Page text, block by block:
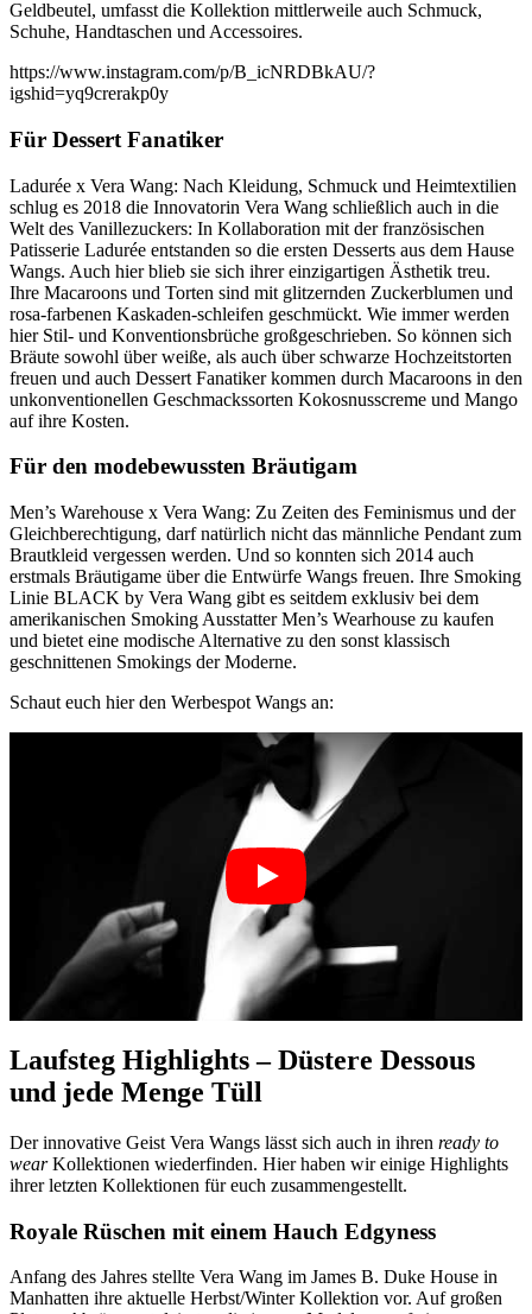
Geldbeutel, umfasst die Kollektion mittlerweile auch Schmuck,
Schuhe, Handtaschen und Accessoires.
https://www.instagram.com/p/B_icNRDBkAU/?
igshid=yq9crerakp0y
Für Dessert Fanatiker
Ladurée x Vera Wang: Nach Kleidung, Schmuck und Heimtextilien
schlug es 2018 die Innovatorin Vera Wang schließlich auch in die
Welt des Vanillezuckers: In Kollaboration mit der französischen
Patisserie Ladurée entstanden so die ersten Desserts aus dem Hause
Wangs. Auch hier blieb sie sich ihrer einzigartigen Ästhetik treu.
Ihre Macaroons und Torten sind mit glitzernden Zuckerblumen und
rosa-farbenen Kaskaden-schleifen geschmückt. Wie immer werden
hier Stil- und Konventionsbrüche großgeschrieben. So können sich
Bräute sowohl über weiße, als auch über schwarze Hochzeitstorten
freuen und auch Dessert Fanatiker kommen durch Macaroons in den
unkonventionellen Geschmackssorten Kokosnusscreme und Mango
auf ihre Kosten.
Für den modebewussten Bräutigam
Men’s Warehouse x Vera Wang: Zu Zeiten des Feminismus und der
Gleichberechtigung, darf natürlich nicht das männliche Pendant zum
Brautkleid vergessen werden. Und so konnten sich 2014 auch
erstmals Bräutigame über die Entwürfe Wangs freuen. Ihre Smoking
Linie BLACK by Vera Wang gibt es seitdem exklusiv bei dem
amerikanischen Smoking Ausstatter Men’s Wearhouse zu kaufen
und bietet eine modische Alternative zu den sonst klassisch
geschnittenen Smokings der Moderne.
Schaut euch hier den Werbespot Wangs an:
Laufsteg Highlights – Düstere Dessous
und jede Menge Tüll
Der innovative Geist Vera Wangs lässt sich auch in ihren ready to
wearKollektionen wiederfinden. Hier haben wir einige Highlights
ihrer letzten Kollektionen für euch zusammengestellt.
Royale Rüschen mit einem Hauch Edgyness
Anfang des Jahres stellte Vera Wang im James B. Duke House in
Manhatten ihre aktuelle Herbst/Winter Kollektion vor. Auf großen